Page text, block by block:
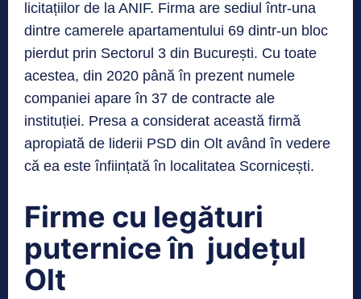
licitațiilor de la ANIF. Firma are sediul într-una
dintre camerele apartamentului 69 dintr-un bloc
pierdut prin Sectorul 3 din București. Cu toate
acestea, din 2020 până în prezent numele
companiei apare în 37 de contracte ale
instituției. Presa a considerat această firmă
apropiată de liderii PSD din Olt având în vedere
că ea este înființată în localitatea Scornicești.
Firme cu legături
puternice în județul
Olt